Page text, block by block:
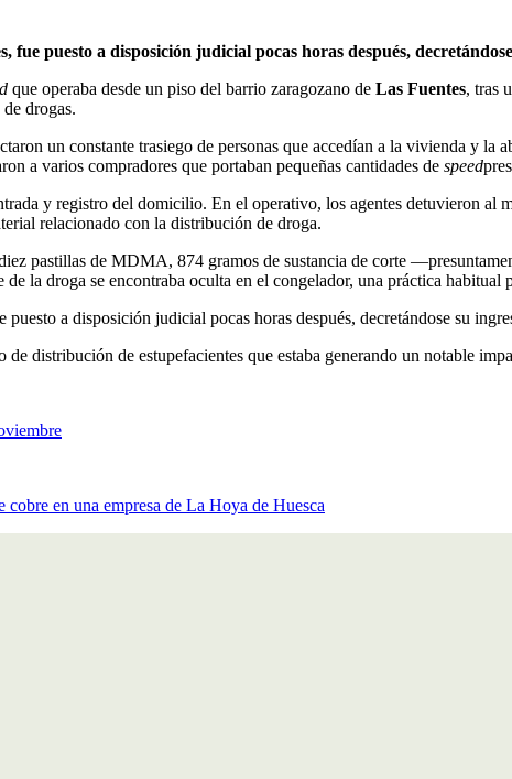
fue puesto a disposición judicial pocas horas después,
que operaba desde un piso del barrio zaragozano de Las Fuentes, tras
drogas.
un constante trasiego de personas que accedían a la vivienda y la
a varios compradores que portaban pequeñas cantidades de speed
y registro del domicilio. En el operativo, los agentes detuvieron al
relacionado con la distribución de droga.
pastillas de MDMA, 874 gramos de sustancia de corte
la droga se encontraba oculta en el congelador, una práctica habitual
a disposición judicial pocas horas después, decretándose su
distribución de estupefacientes que estaba generando un notable
en una empresa de La Hoya de Huesca